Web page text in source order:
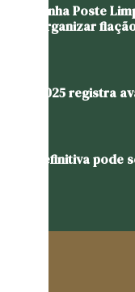
Campanha Poste
para organizar
Ideb 2025 registra
CNH definitiva